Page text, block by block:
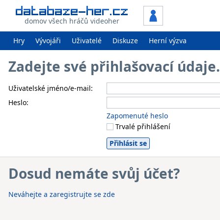
domov všech hráčů videoher
Hry Vývojáři Uživatelé Diskuze Herní výzva
Zadejte své přihlašovací
Uživatelské jméno/e-mail:
Heslo:
Zapomenuté heslo
Trvalé přihlášení
Dosud nemáte svůj účet?
Neváhejte a zaregistrujte se zde